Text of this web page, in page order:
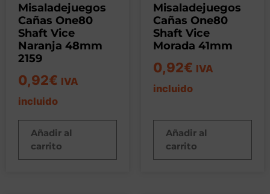
Misaladejuegos
Cañas One80
Shaft Vice
Naranja 48mm
2159
0,92€ IVA
incluido
Añadir al
carrito
Misaladejuegos
Cañas One80
Shaft Vice
Morada 41mm
0,92€ IVA
incluido
Añadir al
carrito